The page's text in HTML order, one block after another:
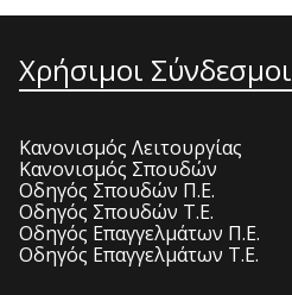
Χρήσιμοι Σύνδεσμοι
Κανονισμός Λειτουργίας
Κανονισμός Σπουδών
Οδηγός Σπουδών Π.Ε.
Οδηγός Σπουδών Τ.Ε.
Οδηγός Επαγγελμάτων Π.Ε.
Οδηγός Επαγγελμάτων Τ.Ε.